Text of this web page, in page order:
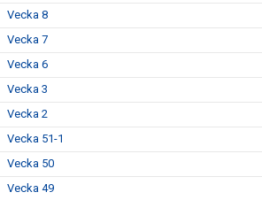
Vecka 8
Vecka 7
Vecka 6
Vecka 3
Vecka 2
Vecka 51-1
Vecka 50
Vecka 49